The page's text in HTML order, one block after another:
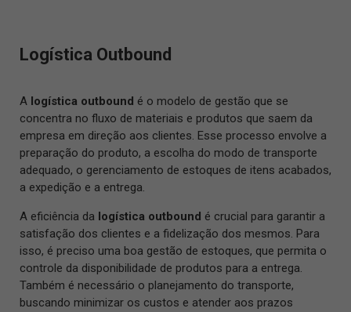
Logística Outbound
A logística outbound é o modelo de gestão que se
concentra no fluxo de materiais e produtos que saem da
empresa em direção aos clientes. Esse processo envolve a
preparação do produto, a escolha do modo de transporte
adequado, o gerenciamento de estoques de itens acabados,
a expedição e a entrega.
A eficiência da logística outbound é crucial para garantir a
satisfação dos clientes e a fidelização dos mesmos. Para
isso, é preciso uma boa gestão de estoques, que permita o
controle da disponibilidade de produtos para a entrega.
Também é necessário o planejamento do transporte,
buscando minimizar os custos e atender aos prazos